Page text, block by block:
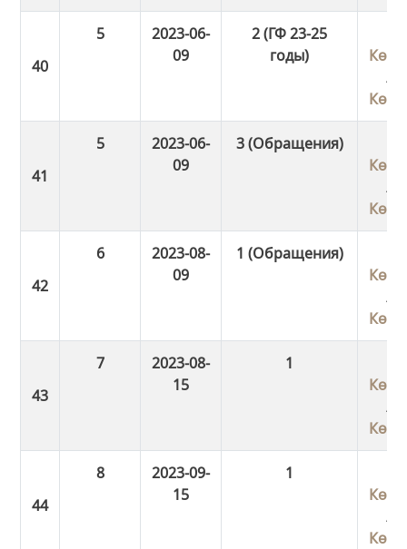
5
2023-06-
09
2 (ГФ 23-25
годы)
/
5
2023-06-
09
3 (Обращения)
/
6
2023-08-
09
1 (Обращения)
/
7
2023-08-
15
1
/
8
2023-09-
15
1
/